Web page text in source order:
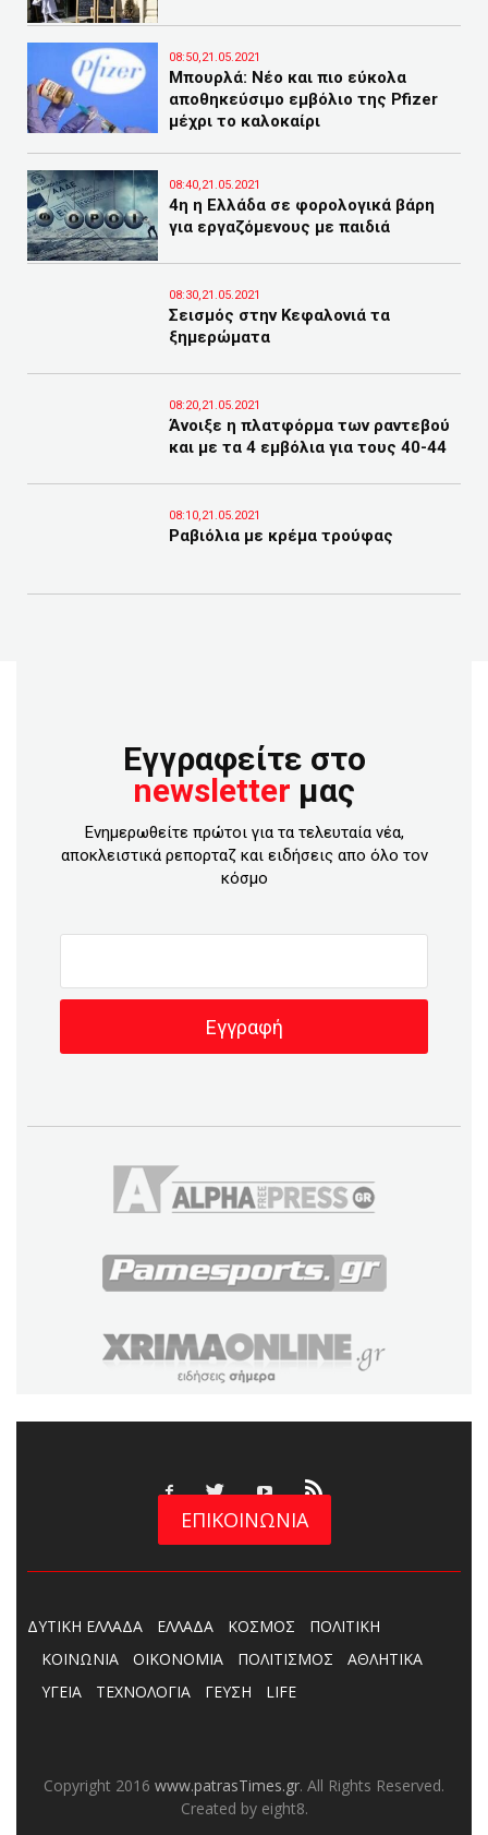
08:50,21.05.2021
Μπουρλά: Νέο και πιο εύκολα
αποθηκεύσιμο εμβόλιο της Pfizer
μέχρι το καλοκαίρι
08:40,21.05.2021
4η η Ελλάδα σε φορολογικά βάρη
για εργαζόμενους με παιδιά
08:30,21.05.2021
Σεισμός στην Κεφαλονιά τα
ξημερώματα
08:20,21.05.2021
Άνοιξε η πλατφόρμα των ραντεβού
και με τα 4 εμβόλια για τους 40-44
08:10,21.05.2021
Ραβιόλια με κρέμα τρούφας
Εγγραφείτε στο
newsletter μας
Ενημερωθείτε πρώτοι για τα τελευταία νέα,
αποκλειστικά ρεπορταζ και ειδήσεις απο όλο τον
κόσμο
ΕΠΙΚΟΙΝΩΝΙΑ
ΔΥΤΙΚΗ ΕΛΛΑΔΑ ΕΛΛΑΔΑ ΚΟΣΜΟΣ
ΠΟΛΙΤΙΚΗ
ΚΟΙΝΩΝΙΑ
ΟΙΚΟΝΟΜΙΑ ΠΟΛΙΤΙΣΜΟΣ
ΑΘΛΗΤΙΚΑ
ΥΓΕΙΑ
ΤΕΧΝΟΛΟΓΙΑ ΓΕΥΣΗ LIFE
Copyright 2016 www.patrasTimes.gr. All Rights Reserved.
Created by eight8.